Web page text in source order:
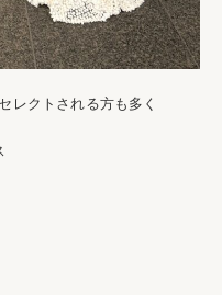
レクトされる方も多く